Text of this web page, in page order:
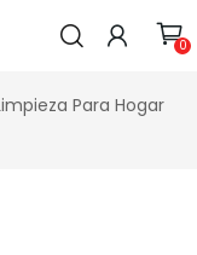
0
Para Hogar